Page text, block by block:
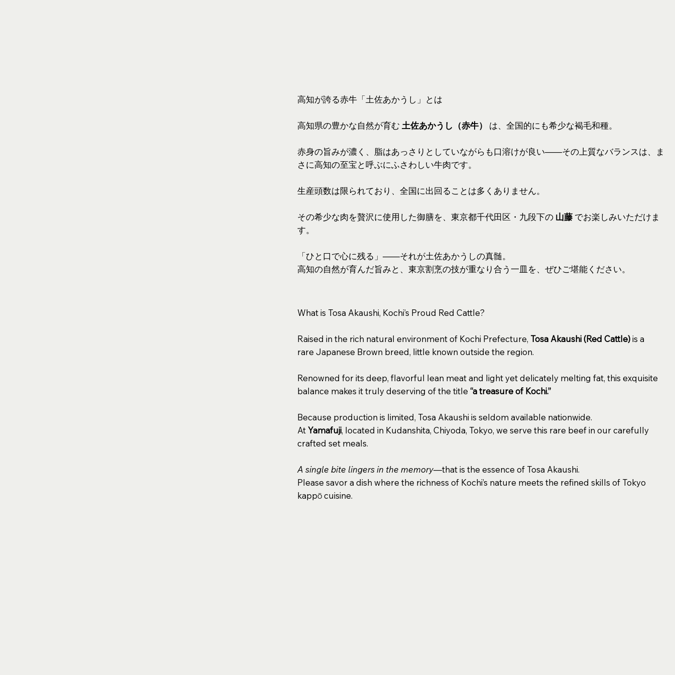
高知が誇る赤牛「土佐あかうし」とは
高知県の豊かな自然が育む 土佐あかうし（赤牛） は、全国的にも希少な褐毛和種。
赤身の旨みが濃く、脂はあっさりとしていながらも口溶けが良い――その上質なバランスは、ま
さに高知の至宝と呼ぶにふさわしい牛肉です。
生産頭数は限られており、全国に出回ることは多くありません。
その希少な肉を贅沢に使用した御膳を、東京都千代田区・九段下の 山藤でお楽しみいただけま
す。
「ひと口で心に残る」――それが土佐あかうしの真髄。
高知の自然が育んだ旨みと、東京割烹の技が重なり合う一皿を、ぜひご堪能ください。
What is Tosa Akaushi, Kochi’s Proud Red Cattle?
Raised in the rich natural environment of Kochi Prefecture, Tosa Akaushi (Red Cattle)is a
rare Japanese Brown breed, little known outside the region.
Renowned for its deep, flavorful lean meat and light yet delicately melting fat, this exquisite
balance makes it truly deserving of the title “a treasure of Kochi.”
Because production is limited, Tosa Akaushi is seldom available nationwide.
AtYamafuji, located in Kudanshita, Chiyoda, Tokyo, we serve this rare beef in our carefully
crafted set meals.
A single bite lingers in the memory—that is the essence of Tosa Akaushi.
Please savor a dish where the richness of Kochi’s nature meets the refined skills of Tokyo
kappō cuisine.